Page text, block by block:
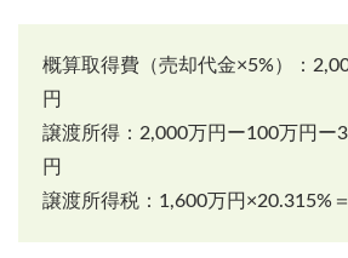
概算取得費（売却代金×5%）：
円
譲渡所得：2,000万円ー100万円ー
円
譲渡所得税：1,600万円×20.315%